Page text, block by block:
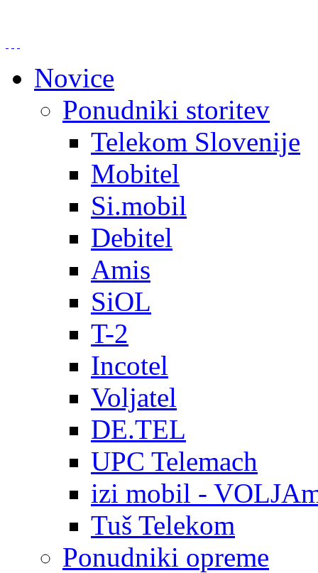
Novice
Ponudniki storitev
Telekom Slovenije
Mobitel
Si.mobil
Debitel
Amis
SiOL
T-2
Incotel
Voljatel
DE.TEL
UPC Telemach
izi mobil -
Tuš Telekom
Ponudniki opreme